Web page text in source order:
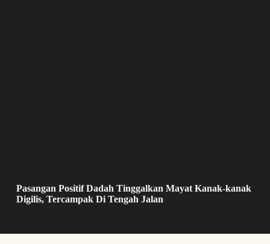
Pasangan Positif Dadah Tinggalkan Mayat Kanak-kanak
Digilis, Tercampak Di Tengah Jalan